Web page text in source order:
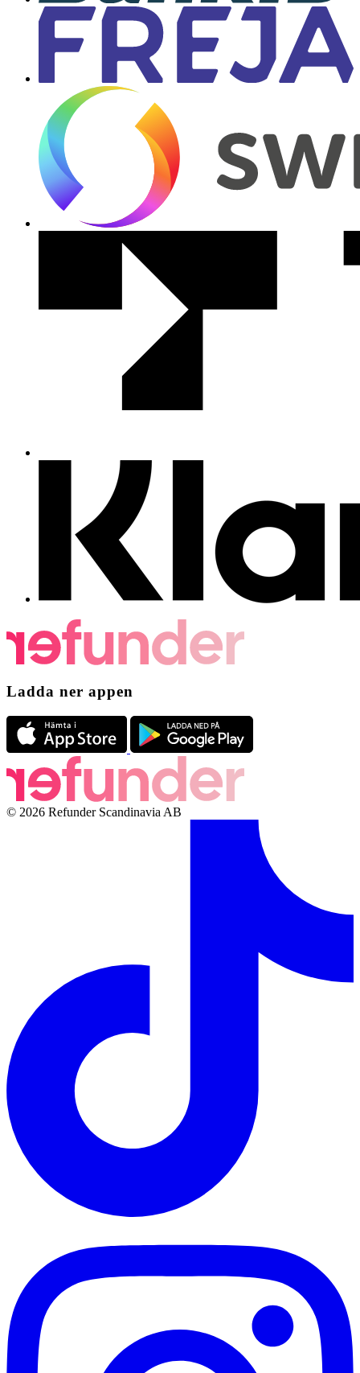
Ladda ner appen
© 2026 Refunder Scandinavia AB